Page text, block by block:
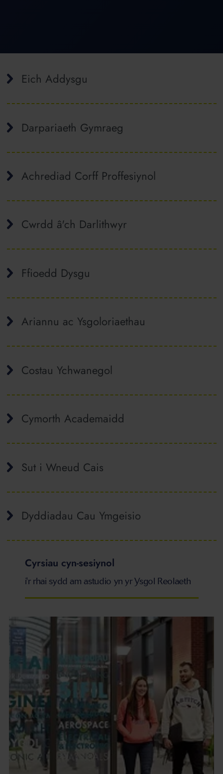
Eich Addysgu
Darpariaeth Gymraeg
Achrediad Corff Proffesiynol
Cwrdd â'ch Darlithwyr
Ffioedd Dysgu
Ariannu ac Ysgoloriaethau
Costau Ychwanegol
Cymorth Academaidd
Sut i Wneud Cais
Dyddiadau Cau Ymgeisio
Cyrsiau cyn-sesiynol
i'r rhai sydd am astudio yn yr Ysgol Reolaeth